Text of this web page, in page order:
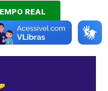
REAL